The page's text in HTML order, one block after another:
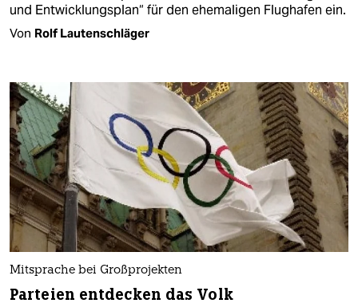
und Entwicklungsplan“ für den ehemaligen Flughafen ein.
Von Rolf Lautenschläger
Mitsprache bei Großprojekten
Parteien entdecken das Volk